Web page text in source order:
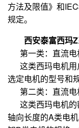
方法及限值》和
规定。
西安泰富西玛
第一类：直流电
这类西玛电机用
选定电机的型号和
第二类：直流电
这类西玛电机的
轴向长度的A类电